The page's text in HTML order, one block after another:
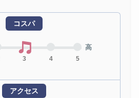
コスパ
3 4 5
高
アクセス